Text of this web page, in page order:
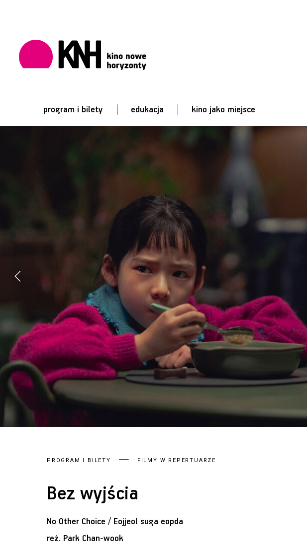
program i bilety edukacja kino jako miejsce
PROGRAM I BILETY FILMY W REPERTUARZE
Bez wyjścia
No Other Choice / Eojjeol suga eopda
reż. Park Chan-wook